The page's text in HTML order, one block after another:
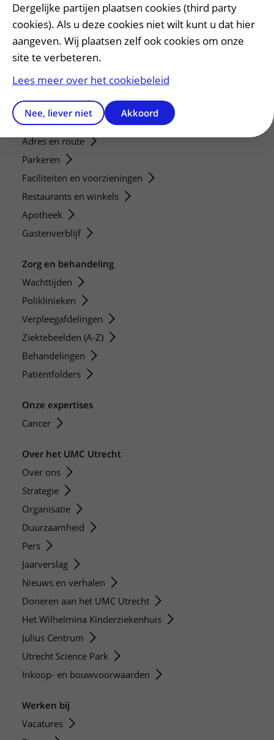
Teleconsult aanvragen
Diagnostiek aanvragen
Zorgverlenersportaal
Service, contact en faciliteiten
Contact
Wat is uw ervaring met het UMC Utrecht?
Adres en route
Parkeren
Faciliteiten en voorzieningen
Restaurants en winkels
Apotheek
Gastenverblijf
Zorg en behandeling
Wachttijden
Poliklinieken
Verpleegafdelingen
Ziektebeelden (A-Z)
Behandelingen
Patiëntfolders
Onze expertises
Cancer
Over het UMC Utrecht
Over ons
Strategie
Organisatie
Duurzaamheid
Pers
Jaarverslag
Nieuws en verhalen
Doneren aan het UMC Utrecht
Het Wilhelmina Kinderziekenhuis
Julius Centrum
Utrecht Science Park
Inkoop- en bouwvoorwaarden
Werken bij
Vacatures
Dergelijke partijen plaatsen cookies (third party
cookies). Als u deze cookies niet wilt kunt u dat hier
aangeven. Wij plaatsen zelf ook cookies om onze
site te verbeteren.
Lees meer over het cookiebeleid
Nee, liever niet Akkoord